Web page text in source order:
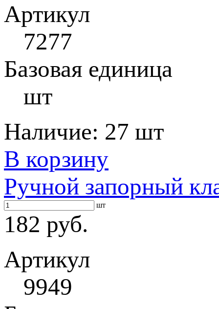
Артикул
7277
Базовая единица
шт
Наличие: 27 шт
В корзину
Ручной запорный
шт
182 руб.
Артикул
9949